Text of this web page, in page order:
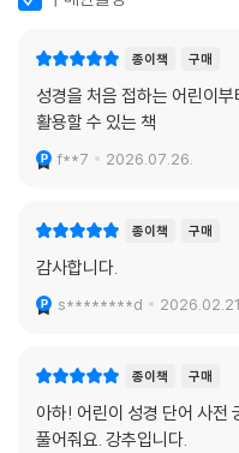
종이책 구매
성경을 처음 접하는 어린이
활용할 수 있는 책
f**7 2026.07.26.
종이책 구매
감사합니다.
s********d 2026.02.21.
종이책 구매
아하! 어린이 성경 단어 사전
풀어줘요. 강추입니다.